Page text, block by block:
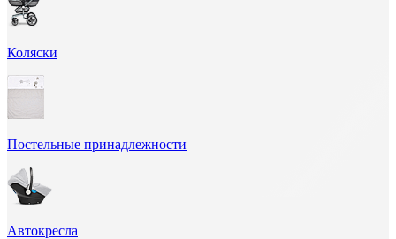
Коляски
Постельные принадлежности
Автокресла